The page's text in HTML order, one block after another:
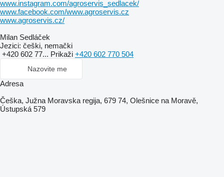
www.instagram.com/agroservis_sedlacek/
www.facebook.com/www.agroservis.cz
www.agroservis.cz/
Milan Sedláček
Jezici: češki, nemački
+420 602 77... Prikaži +420 602 770 504
Nazovite me
Adresa
Češka, Južna Moravska regija, 679 74, Olešnice na Moravě,
Ústupská 579